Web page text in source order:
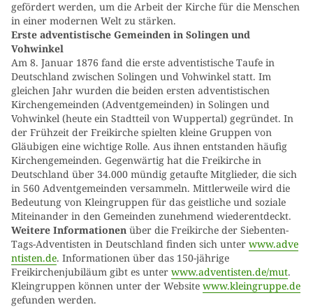
gefördert werden, um die Arbeit der Kirche für die Menschen
in einer modernen Welt zu stärken.
Erste adventistische Gemeinden in Solingen und
Vohwinkel
Am 8. Januar 1876 fand die erste adventistische Taufe in
Deutschland zwischen Solingen und Vohwinkel statt. Im
gleichen Jahr wurden die beiden ersten adventistischen
Kirchengemeinden (Adventgemeinden) in Solingen und
Vohwinkel (heute ein Stadtteil von Wuppertal) gegründet. In
der Frühzeit der Freikirche spielten kleine Gruppen von
Gläubigen eine wichtige Rolle. Aus ihnen entstanden häufig
Kirchengemeinden. Gegenwärtig hat die Freikirche in
Deutschland über 34.000 mündig getaufte Mitglieder, die sich
in 560 Adventgemeinden versammeln. Mittlerweile wird die
Bedeutung von Kleingruppen für das geistliche und soziale
Miteinander in den Gemeinden zunehmend wiederentdeckt.
Weitere Informationen über die Freikirche der Siebenten-
Tags-Adventisten in Deutschland finden sich unter www.adve
ntisten.de. Informationen über das 150-jährige
Freikirchenjubiläum gibt es unter www.adventisten.de/mut.
Kleingruppen können unter der Website www.kleingruppe.de
gefunden werden.